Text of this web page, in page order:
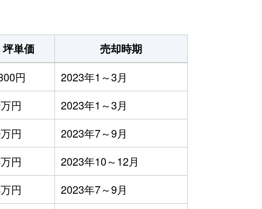
坪単価
売却時期
円
2023年1～3月
円
2023年1～3月
円
2023年7～9月
円
2023年10～12月
円
2023年7～9月